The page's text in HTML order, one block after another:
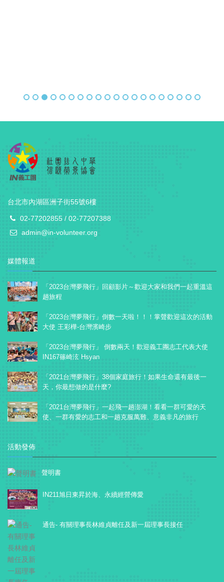
台北市內湖區洲子街55號6樓
02-77202855 / 02-77207388
admin@in-volunteer.org
媒體報道
「2023台灣夢飛行」回顧影片～歡迎大家和我們一起重溫這
趟旅程
「2023台灣夢飛行」倒數一天啦！！！掌聲歡迎這次的活動
大使 王彩樺-台灣濱崎步
「2023台灣夢飛行」 倒數兩天！歡迎義工團志工代表大使
IN167篠崎泫 Hsyan
「2021台灣夢飛行」38個家庭旅行！如果生命還有最後一
天，你最想做的是什麼?
「2021台灣夢飛行」一起飛一趟澎湖！看看一群可愛的天
使、一群有愛的志工和一趟克服萬難、意義非凡的旅行
活動發佈
聲明書
IN211旭日東昇於海、永續經營傳愛
通告- 有關理事長林維貞離任及新一屆理事長接任